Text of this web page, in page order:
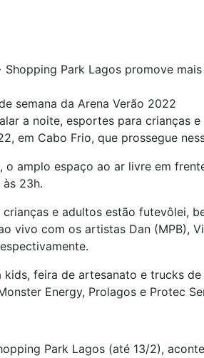
Shopping Park Lagos promove
semana da Arena Verão 2022
a noite, esportes para crianças
em Cabo Frio, que prossegue
amplo espaço ao ar livre em
23h.
e adultos estão futevôlei,
vivo com os artistas Dan (MPB),
feira de artesanato e trucks
Energy, Prolagos e Protec
Park Lagos (até 13/2),